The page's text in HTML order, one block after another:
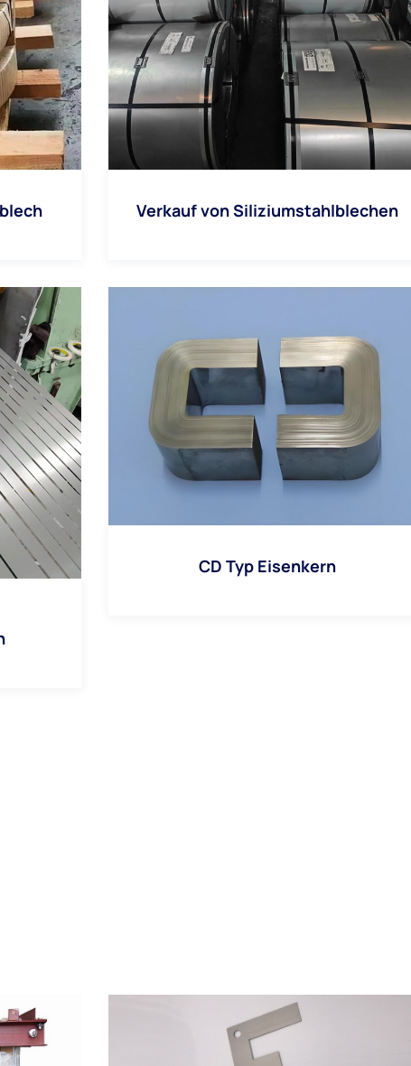
Verkauf von Siliziumstahlblechen
CD Typ Eisenkern